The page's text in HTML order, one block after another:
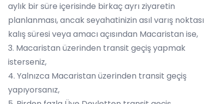
aylık bir süre içerisinde birkaç ayrı ziyaretin
planlanması, ancak seyahatinizin asıl varış noktası
kalış süresi veya amacı açısından Macaristan ise,
3. Macaristan üzerinden transit geçiş yapmak
isterseniz,
4. Yalnızca Macaristan üzerinden transit geçiş
yapıyorsanız,